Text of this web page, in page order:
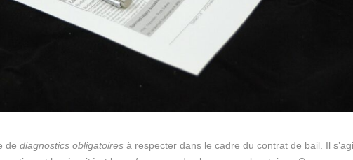
dediagnostics obligatoires à respecter dans le cadre du contrat de bail. Il